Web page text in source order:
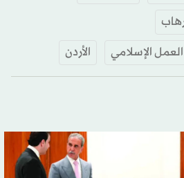
الإسلامي
الأردن